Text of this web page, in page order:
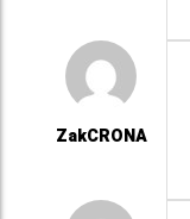
ZakCRONA